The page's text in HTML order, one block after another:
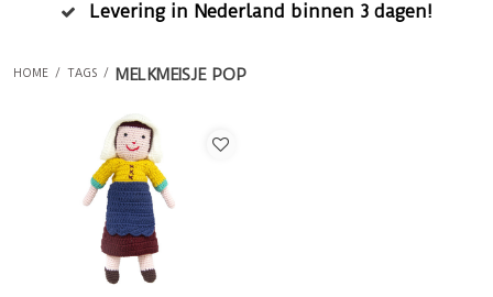
Levering in Nederland binnen 3 dagen!
HOME / TAGS / MELKMEISJE POP